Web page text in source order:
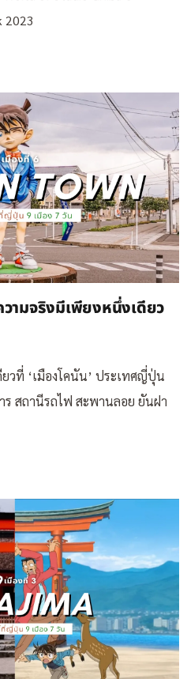
2023
ามจริงมีเพียงหนึ่งเดียว
วที่ ‘เมืองโคนัน’ ประเทศญี่ปุ่น
สถานีรถไฟ สะพานลอย ยันฝา